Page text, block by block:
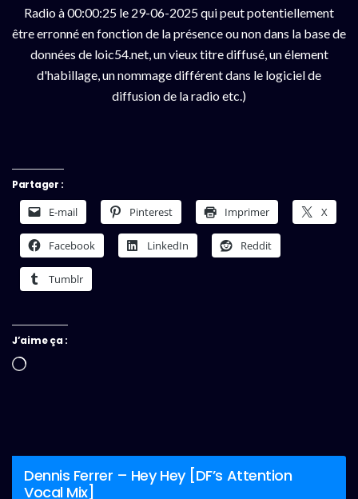
Radio à 00:00:25 le 29-06-2025 qui peut potentiellement
être erronné en fonction de la présence ou non dans la base de
données de loic54.net, un vieux titre diffusé, un élement
d'habillage, un nommage différent dans le logiciel de
diffusion de la radio etc.)
Partager :
E-mail Pinterest Imprimer X
Facebook LinkedIn Reddit
Tumblr
J’aime ça :
Chargement…
Dennis Ferrer – Hey Hey [DF’s Attention
Vocal Mix]